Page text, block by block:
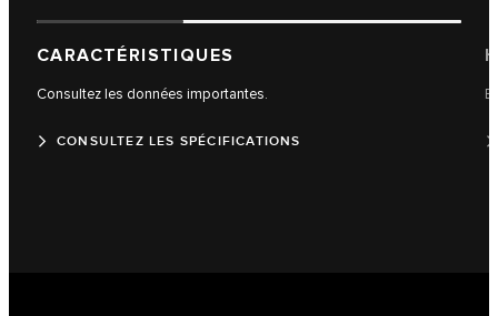
CARACTÉRISTIQUES
Consultez les données importantes.
CONSULTEZ LES SPÉCIFICATIONS